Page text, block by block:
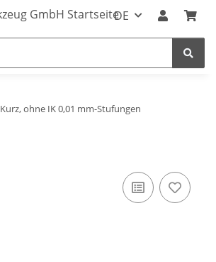
DE
Kurz, ohne IK 0,01 mm-Stufungen